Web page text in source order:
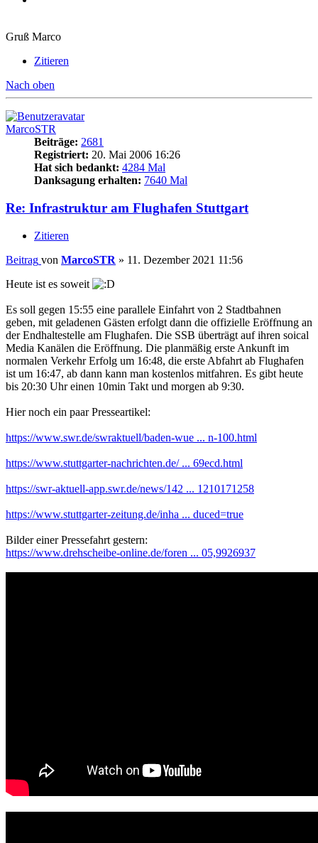
Gruß Marco
Zitieren
Nach oben
MarcoSTR
Beiträge: 2681
Registriert: 20. Mai 2006 16:26
Hat sich bedankt: 4284 Mal
Danksagung erhalten: 7640 Mal
Re: Infrastruktur am Flughafen Stuttgart
Zitieren
Beitrag von MarcoSTR » 11. Dezember 2021 11:56
Heute ist es soweit
Es soll gegen 15:55 eine parallele Einfahrt von 2 Stadtbahnen
geben, mit geladenen Gästen erfolgt dann die offizielle Eröffnung an
der Endhaltestelle am Flughafen. Die SSB überträgt auf ihren soical
Media Kanälen die Eröffnung. Die planmäßig erste Ankunft im
normalen Verkehr Erfolg um 16:48, die erste Abfahrt ab Flughafen
ist um 16:47, ab dann kann man kostenlos mitfahren. Es gibt heute
bis 20:30 Uhr einen 10min Takt und morgen ab 9:30.
Hier noch ein paar Presseartikel:
https://www.swr.de/swraktuell/baden-wue ... n-100.html
https://www.stuttgarter-nachrichten.de/ ... 69ecd.html
https://swr-aktuell-app.swr.de/news/142 ... 1210171258
https://www.stuttgarter-zeitung.de/inha ... duced=true
Bilder einer Pressefahrt gestern:
https://www.drehscheibe-online.de/foren ... 05,9926937